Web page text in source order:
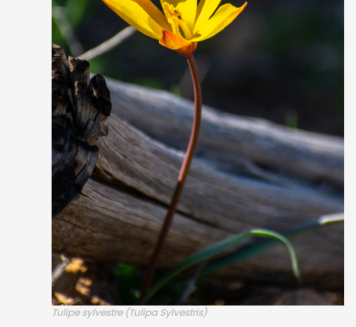
Tulipe sylvestre (Tulipa Sylvestris)